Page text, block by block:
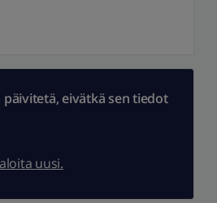
eivätkä sen tiedot
aloita uusi.